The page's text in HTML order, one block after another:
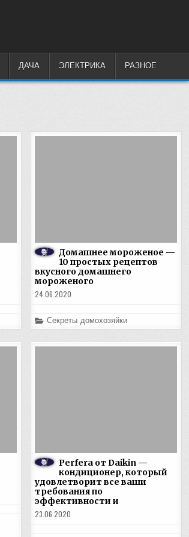
ДАЧА ЭЛЕКТРИКА РАЗНОЕ
Домашнее мороженое —
10 простых рецептов
вкусного домашнего
мороженого
24.06.2020
Posted
in
Секреты домохозяйки
Perfera от Daikin —
кондиционер, который
удовлетворит все ваши
требования по
эффективности и
23.06.2020